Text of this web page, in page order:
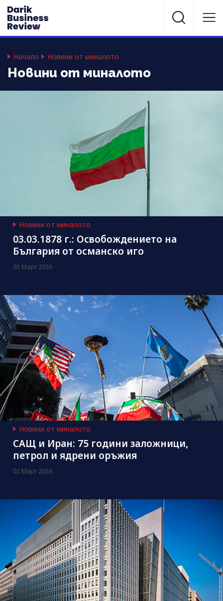
Начало Новини от миналото
Новини от миналото
Новини от миналото
03.03.1878 г.: Освобождението на
България от османско иго
03 Март 2026
Новини от миналото
САЩ и Иран: 75 години заложници,
петрол и ядрени оръжия
02 Март 2026